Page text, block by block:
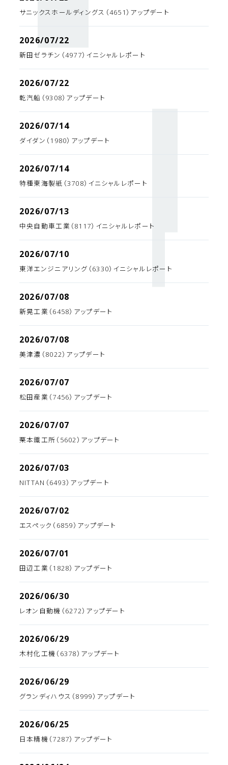
サニックスホールディングス（4651）アップデート
2026/07/22
新田ゼラチン（4977）イニシャルレポート
2026/07/22
乾汽船（9308）アップデート
2026/07/14
ダイダン（1980）アップデート
2026/07/14
特種東海製紙（3708）イニシャルレポート
2026/07/13
中央自動車工業（8117）イニシャルレポート
2026/07/10
東洋エンジニアリング（6330）イニシャルレポート
2026/07/08
新晃工業（6458）アップデート
2026/07/08
美津濃（8022）アップデート
2026/07/07
松田産業（7456）アップデート
2026/07/07
栗本鐵工所（5602）アップデート
2026/07/03
NITTAN（6493）アップデート
2026/07/02
エスペック（6859）アップデート
2026/07/01
田辺工業（1828）アップデート
2026/06/30
レオン自動機（6272）アップデート
2026/06/29
木村化工機（6378）アップデート
2026/06/29
グランディハウス（8999）アップデート
2026/06/25
日本精機（7287）アップデート